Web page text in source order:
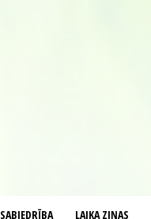
SABIEDRĪBA LAIKA ZIŅAS